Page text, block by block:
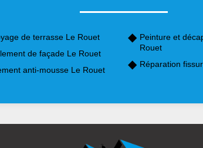
de terrasse Le Rouet
de façade Le Rouet
anti-mousse Le Rouet
Peinture et
Rouet
Réparation